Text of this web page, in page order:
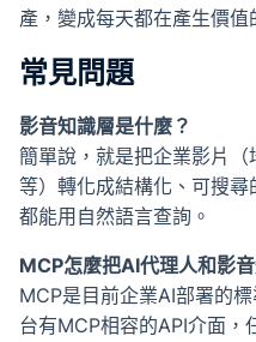
產，變成每天都在產生價值
常見問題
影音知識層是什麼？
簡單說，就是把企業影片
等）轉化成結構化、可搜
都能用自然語言查詢。
MCP怎麼把AI代理人和影
MCP是目前企業AI部署的
台有MCP相容的API介面，